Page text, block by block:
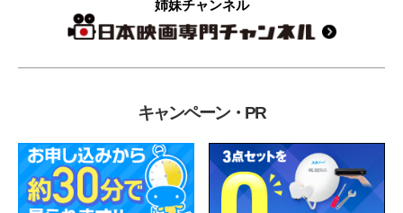
姉妹チャンネル
キャンペーン・PR